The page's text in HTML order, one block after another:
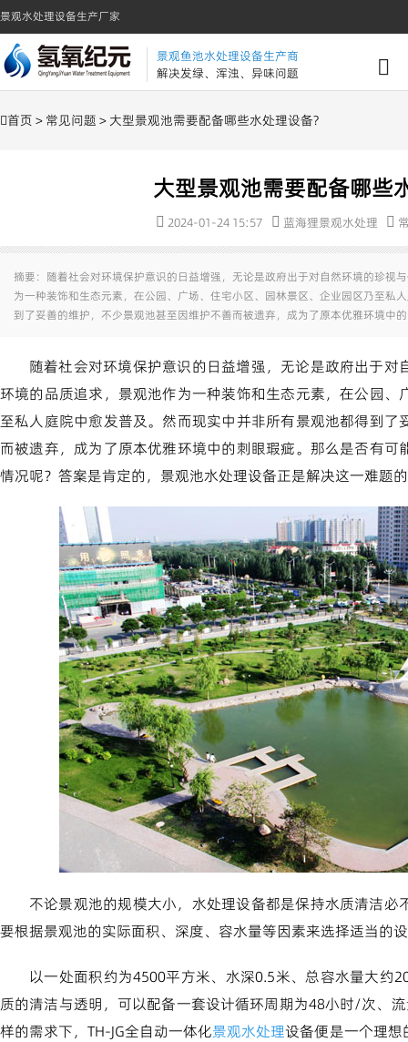
景观水处理设备生产厂家
景观鱼池水处理设备生产商
解决发绿、浑浊、异味问题
首页 > 常见问题 > 大型景观池需要配备哪些水处理设备?
大型景观池需要配备哪些
2024-01-24 15:57 蓝海狸景观水处理
摘要：随着社会对环境保护意识的日益增强，无论是政府出于对自然环境的珍视
为一种装饰和生态元素，在公园、广场、住宅小区、园林景区、企业园区乃至私
到了妥善的维护，不少景观池甚至因维护不善而被遗弃，成为了原本优雅环境中
随着社会对环境保护意识的日益增强，无论是政府出于
环境的品质追求，景观池作为一种装饰和生态元素，在公园
至私人庭院中愈发普及。然而现实中并非所有景观池都得到
而被遗弃，成为了原本优雅环境中的刺眼瑕疵。那么是否有
情况呢？答案是肯定的，景观池水处理设备正是解决这一难题
不论景观池的规模大小，水处理设备都是保持水质清洁
要根据景观池的实际面积、深度、容水量等因素来选择适当的
以一处面积约为4500平方米、水深0.5米、总容水量大约
质的清洁与透明，可以配备一套设计循环周期为48小时/次、
样的需求下，TH-JG全自动一体化景观水处理设备便是一个理